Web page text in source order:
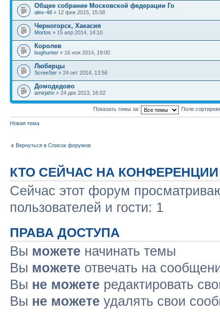
Общее собрание Московской федерации Го
alex-48 » 12 фев 2015, 15:58
Черногорск, Хакасия
Mortos » 15 апр 2014, 14:10
Королев
bughunter » 16 ноя 2014, 19:00
Люберцы
ScreeSer » 24 окт 2014, 13:56
Домодедово
amirjahn » 24 дек 2013, 16:02
Показать темы за: Поле
Новая тема
Вернуться в Список форумов
КТО СЕЙЧАС НА КОНФЕРЕНЦИИ
Сейчас этот форум
пользователей и гости: 1
ПРАВА ДОСТУПА
Вы можете начинать темы
Вы можете отвечать на
Вы не можете редактировать
Вы не можете удалять свои